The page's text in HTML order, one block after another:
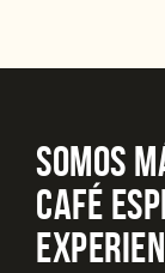
SOMOS
CAFÉ